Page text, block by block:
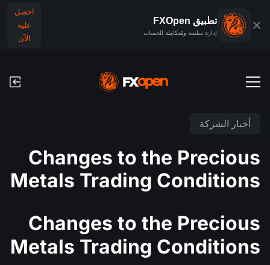
تطبيق FXOpen
إدارة سلسة ومُتكامِلة للحساب
احصل
عليه
الآن
الحساب التجريبي للفوركس
العمولات ورسوم التبييت (السواب)
عمليات الدفع
الفوركس
السلع
منصَّات التداوُل
مقارنة
التقويم الاقتصادي
الأخبار والتحليلات
أخبار الشركة
أخبار الشركة
Changes to the Precious
Metals Trading Conditions
Changes to the Precious
Metals Trading Conditions